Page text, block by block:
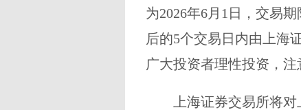
为2026年6月1日，交易
后的5个交易日内由上海
广大投资者理性投资，注
上海证券交易所将